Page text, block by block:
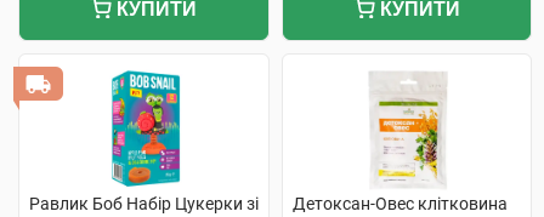
КУПИТИ КУПИТИ
Равлик Боб Набір Цукерки зі
Детоксан-Овес клітковина